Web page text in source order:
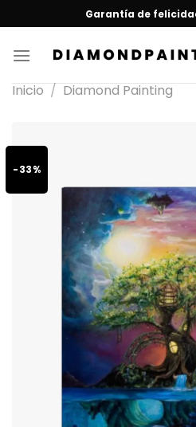
Garantía de
Inicio / Diamond Painting
-33%